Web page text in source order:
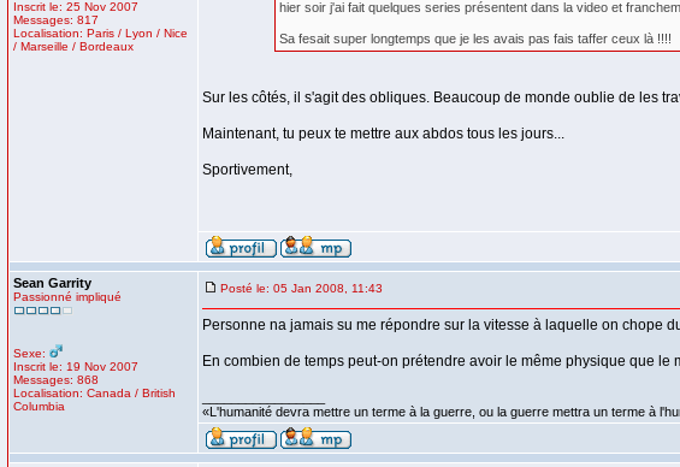
Inscrit le: 25 Nov 2007
Messages: 817
Localisation: Paris / Lyon / Nice
/ Marseille / Bordeaux
hier soir j'ai fait quelques series présentent dans la video et
Sa fesait super longtemps que je les avais pas fais taffer ceux là !!!!
Sur les côtés, il s'agit des obliques. Beaucoup de monde oublie de les
Maintenant, tu peux te mettre aux abdos tous les jours...
Sportivement,
Sean Garrity
Passionné impliqué
Sexe:
Inscrit le: 19 Nov 2007
Messages: 868
Localisation: Canada / British
Columbia
Posté le: 05 Jan 2008, 11:43
Personne na jamais su me répondre sur la vitesse à laquelle on chope
En combien de temps peut-on prétendre avoir le même physique que
«L'humanité devra mettre un terme à la guerre, ou la guerre mettra un terme à